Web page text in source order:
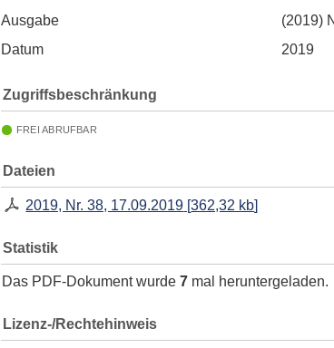
Ausgabe
(2019)
Datum
2019
Zugriffsbeschränkung
FREI ABRUFBAR
Dateien
2019, Nr. 38, 17.09.2019 [362,32 kb]
Statistik
Das PDF-Dokument wurde 7 mal heruntergeladen.
Lizenz-/Rechtehinweis